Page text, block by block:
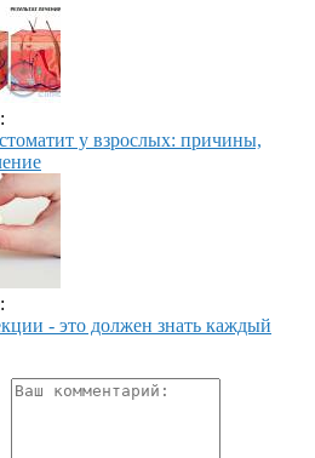
у взрослых: причины,
- это должен знать каждый